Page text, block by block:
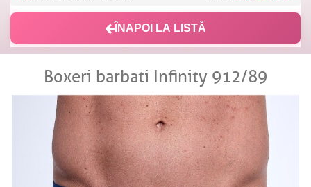
ÎNAPOI LA LISTĂ
Boxeri barbati Infinity 912/89